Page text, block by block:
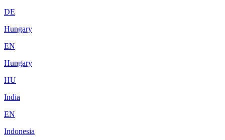
DE
Hungary
EN
Hungary
HU
India
EN
Indonesia